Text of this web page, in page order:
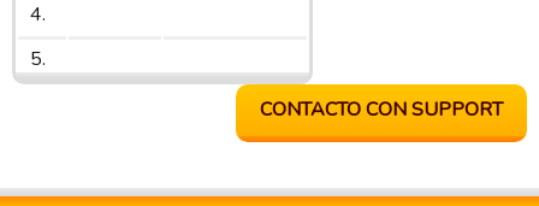
4.
5.
CONTACTO CON SUPPORT